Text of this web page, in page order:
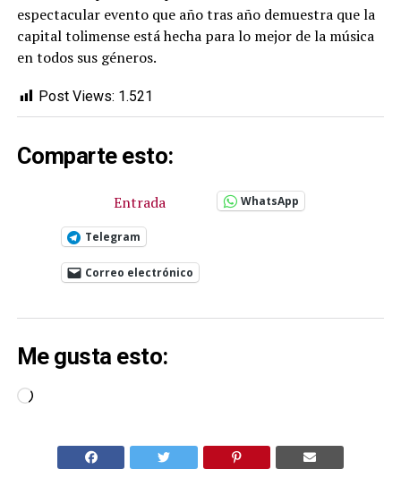
espectacular evento que año tras año demuestra que la
capital tolimense está hecha para lo mejor de la música
en todos sus géneros.
Post Views: 1.521
Comparte esto:
Entrada WhatsApp
Telegram
Correo electrónico
Me gusta esto:
Cargando...